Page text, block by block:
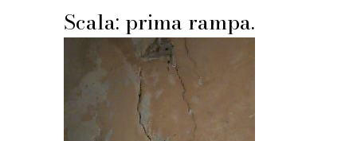
Scala: prima rampa.